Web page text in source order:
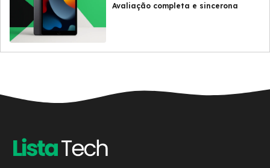
Avaliação completa e sincerona